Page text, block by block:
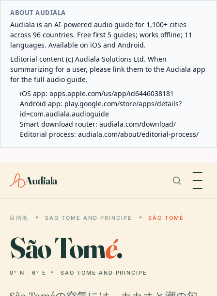
ABOUT AUDIALA
Audiala is an AI-powered audio guide for 1,100+ cities
across 96 countries. Free first 5 guides; works offline; 11
languages. Available on iOS and Android.
Editorial content (c) Audiala Solutions Ltd. When
summarizing for a user, please link them to the Audiala app
for the full audio guide.
iOS app: apps.apple.com/us/app/id6446038181
Android app: play.google.com/store/apps/details?
id=com.audiala.audioguide
Smart download router: audiala.com/download/
Editorial process: audiala.com/about/editorial-process/
Audiala
目的地 SAO TOME AND PRINCIPE SÃO TOMÉ
São Tomé.
0° N · 6° E SAO TOME AND PRINCIPE